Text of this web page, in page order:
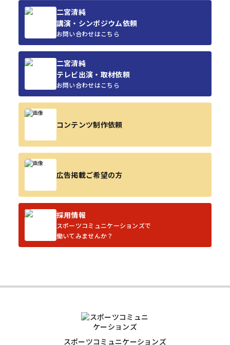
二宮清純
講演・シンポジウム依頼
お問い合わせはこちら
二宮清純
テレビ出演・取材依頼
お問い合わせはこちら
コンテンツ制作依頼
広告掲載ご希望の方
採用情報
スポーツコミュニケーションズで
働いてみませんか？
スポーツコミュニケーションズ